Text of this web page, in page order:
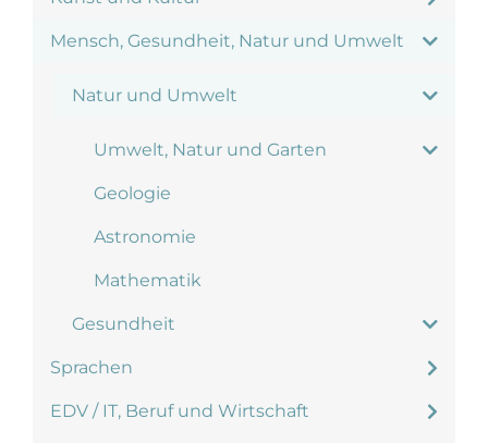
Mensch, Gesundheit, Natur und Umwelt
Natur und Umwelt
Umwelt, Natur und Garten
Geologie
Astronomie
Mathematik
Gesundheit
Sprachen
EDV / IT, Beruf und Wirtschaft